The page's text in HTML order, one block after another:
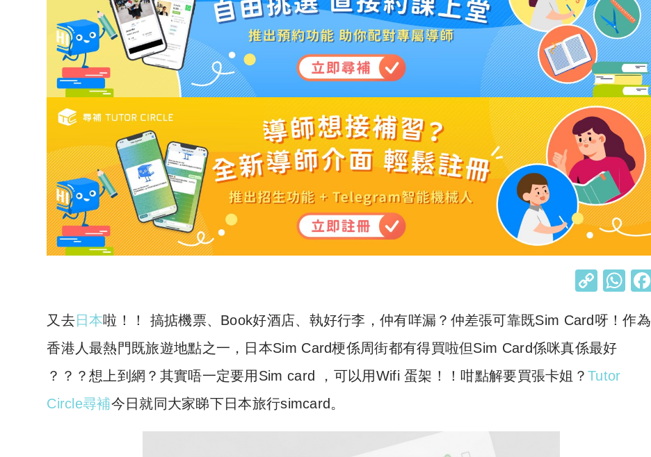
C
p
y
Li
W
at
又去日本啦！！ 搞掂機票、Book好酒店、執好行李，仲有咩漏？仲差張可靠既Sim Card呀！作為
香港人最熱門既旅遊地點之一，日本Sim Card梗係周街都有得買啦但Sim Card係咪真係最好
？？？想上到網？其實唔一定要用Sim card ，可以用Wifi 蛋架！！咁點解要買張卡姐？Tutor
Circle尋補今日就同大家睇下日本旅行simcard。